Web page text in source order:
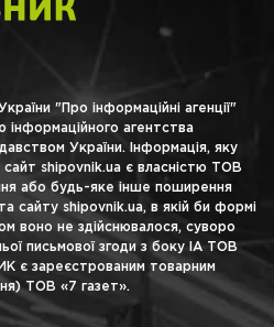
"Про інформаційні агенції"
інформаційного агентства
України. Інформація, яку
сайт shipovnik.ua є власністю ТОВ
або будь-яке інше поширення
сайту shipovnik.ua, в якій би формі
воно не здійснювалося, суворо
письмової згоди з боку ІА ТОВ
є зареєстрованим товарним
ТОВ «7 газет».